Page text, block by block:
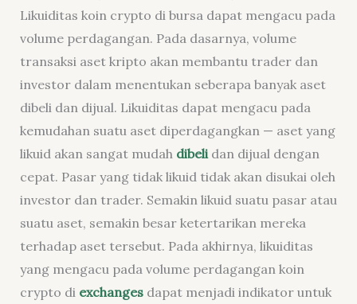
Likuiditas koin crypto di bursa dapat mengacu pada
volume perdagangan. Pada dasarnya, volume
transaksi aset kripto akan membantu trader dan
investor dalam menentukan seberapa banyak aset
dibeli dan dijual. Likuiditas dapat mengacu pada
kemudahan suatu aset diperdagangkan — aset yang
likuid akan sangat mudah dibelidan dijual dengan
cepat. Pasar yang tidak likuid tidak akan disukai oleh
investor dan trader. Semakin likuid suatu pasar atau
suatu aset, semakin besar ketertarikan mereka
terhadap aset tersebut. Pada akhirnya, likuiditas
yang mengacu pada volume perdagangan koin
crypto di exchangesdapat menjadi indikator untuk